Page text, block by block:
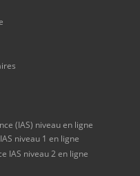
(IAS) niveau en ligne
niveau 1 en ligne
IAS niveau 2 en ligne